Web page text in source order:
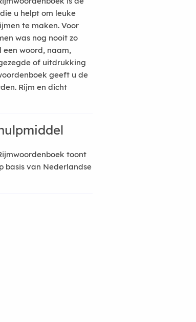
u helpt om leuke
te maken. Voor
was nog nooit zo
een woord, naam,
of uitdrukking
geeft u de
Rijm en dicht
toont
basis van Nederlandse